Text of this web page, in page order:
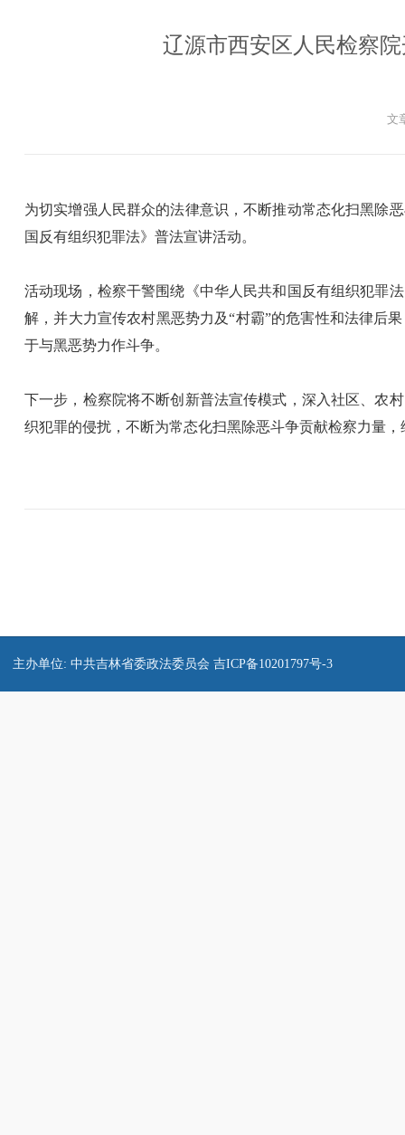
辽源市西安区人民检察
文
为切实增强人民群众的法律意识，不断推动常态化扫黑除
国反有组织犯罪法》普法宣讲活动。
活动现场，检察干警围绕《中华人民共和国反有组织犯罪
解，并大力宣传农村黑恶势力及“村霸”的危害性和法律后
于与黑恶势力作斗争。
下一步，检察院将不断创新普法宣传模式，深入社区、农
织犯罪的侵扰，不断为常态化扫黑除恶斗争贡献检察力量
主办单位: 中共吉林省委政法委员会 吉ICP备10201797号-3